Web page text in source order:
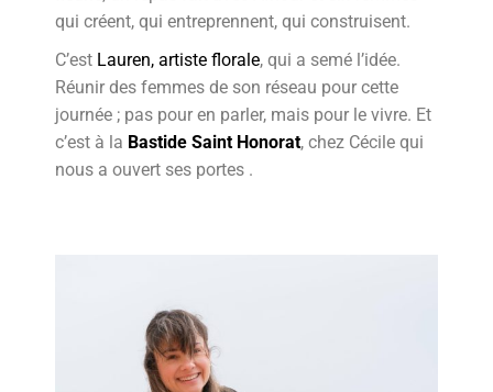
qui créent, qui entreprennent, qui construisent.
C’est Lauren, artiste florale, qui a semé l’idée.
Réunir des femmes de son réseau pour cette
journée ; pas pour en parler, mais pour le vivre. Et
c’est à la Bastide Saint Honorat, chez Cécile qui
nous a ouvert ses portes .